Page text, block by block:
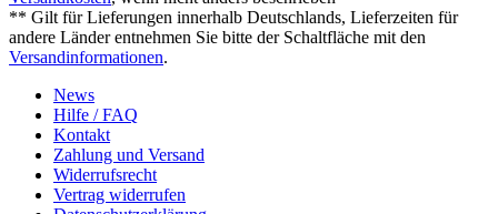
** Gilt für Lieferungen innerhalb Deutschlands, Lieferzeiten für
andere Länder entnehmen Sie bitte der Schaltfläche mit den
Versandinformationen.
News
Hilfe / FAQ
Kontakt
Zahlung und Versand
Widerrufsrecht
Vertrag widerrufen